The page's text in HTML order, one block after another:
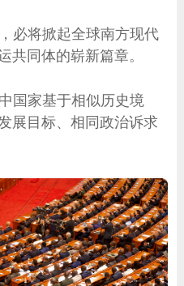
必将掀起全球南方现代
共同体的崭新篇章。
国家基于相似历史境
展目标、相同政治诉求